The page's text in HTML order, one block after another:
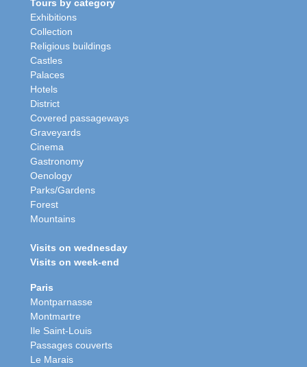
Tours by category
Exhibitions
Collection
Religious buildings
Castles
Palaces
Hotels
District
Covered passageways
Graveyards
Cinema
Gastronomy
Oenology
Parks/Gardens
Forest
Mountains
Visits on wednesday
Visits on week-end
Paris
Montparnasse
Montmartre
Ile Saint-Louis
Passages couverts
Le Marais